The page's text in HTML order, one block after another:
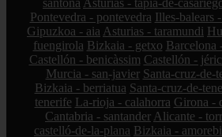
Pontevedra - pontevedra Illes-balears
Gipuzkoa - aia Asturias - taramundi
fuengirola Bizkaia - getxo Barcelona
Castellón - benicàssim Castellón -
Murcia - san-javier Santa-cruz-de-
Bizkaia - berriatua Santa-cruz-de-
tenerife La-rioja - calahorra Girona -
Cantabria - santander Alicante -
castelló-de-la-plana Bizkaia -